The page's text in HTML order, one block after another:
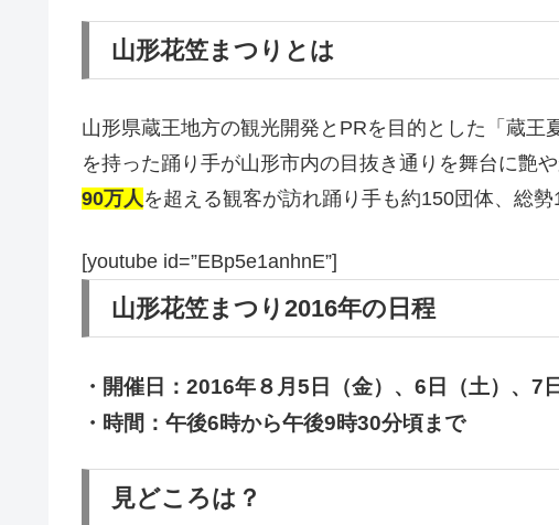
山形花笠まつりとは
山形県蔵王地方の観光開発とPRを目的とした「蔵
を持った踊り手が山形市内の目抜き通りを舞台に艶や
90万人を超える観客が訪れ踊り手も約150団体、総
[youtube id=”EBp5e1anhnE”]
山形花笠まつり2016年の日程
・開催日：2016年８月5日（金）、6日（土）、7
・時間：午後6時から午後9時30分頃まで
見どころは？